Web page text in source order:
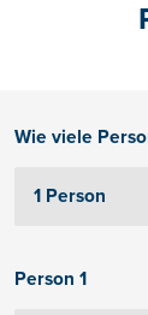
Wie viele
Person 1